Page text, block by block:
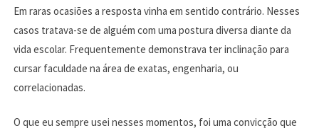
Em raras ocasiões a resposta vinha em sentido contrário. Nesses
casos tratava-se de alguém com uma postura diversa diante da
vida escolar. Frequentemente demonstrava ter inclinação para
cursar faculdade na área de exatas, engenharia, ou
correlacionadas.
O que eu sempre usei nesses momentos, foi uma convicção que